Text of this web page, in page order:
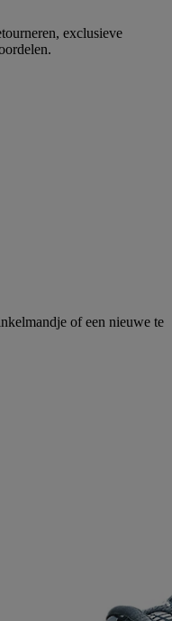
exclusieve
of een nieuwe te